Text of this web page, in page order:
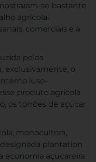
se bastante
agrícola,
comerciais e a
pelos
exclusivamente, o
luso-
produto agrícola
os torrões de açúcar
monocultora,
plantation
economia açucareira